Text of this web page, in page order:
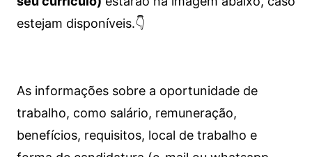
estejam disponíveis.👇
As informações sobre a oportunidade de
trabalho, como salário, remuneração,
benefícios, requisitos, local de trabalho e